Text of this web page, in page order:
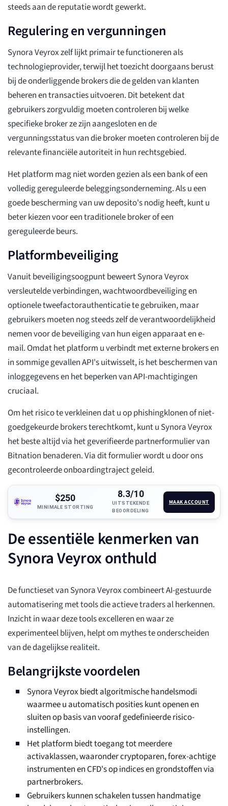
steeds aan de reputatie wordt gewerkt.
Regulering en vergunningen
Synora Veyrox zelf lijkt primair te functioneren als
technologieprovider, terwijl het toezicht doorgaans berust
bij de onderliggende brokers die de gelden van klanten
beheren en transacties uitvoeren. Dit betekent dat
gebruikers zorgvuldig moeten controleren bij welke
specifieke broker ze zijn aangesloten en de
vergunningsstatus van die broker moeten controleren bij de
relevante financiële autoriteit in hun rechtsgebied.
Het platform mag niet worden gezien als een bank of een
volledig gereguleerde beleggingsonderneming. Als u een
goede bescherming van uw deposito's nodig heeft, kunt u
beter kiezen voor een traditionele broker of een
gereguleerde beurs.
Platformbeveiliging
Vanuit beveiligingsoogpunt beweert Synora Veyrox
versleutelde verbindingen, wachtwoordbeveiliging en
optionele tweefactorauthenticatie te gebruiken, maar
gebruikers moeten nog steeds zelf de verantwoordelijkheid
nemen voor de beveiliging van hun eigen apparaat en e-
mail. Omdat het platform u verbindt met externe brokers en
in sommige gevallen API's uitwisselt, is het beschermen van
inloggegevens en het beperken van API-machtigingen
cruciaal.
Om het risico te verkleinen dat u op phishingklonen of niet-
goedgekeurde brokers terechtkomt, kunt u Synora Veyrox
het beste altijd via het geverifieerde partnerformulier van
Bitnation benaderen. Via dit formulier wordt u door ons
gecontroleerde onboardingtraject geleid.
$250
MINIMALE STORTING
8.3/10
UITSTEKENDE
BEOORDELING
MAAK ACCOUNT
De essentiële kenmerken van
Synora Veyrox onthuld
De functieset van Synora Veyrox combineert AI-gestuurde
automatisering met tools die actieve traders al herkennen.
Inzicht in waar deze tools excelleren en waar ze
experimenteel blijven, helpt om mythes te onderscheiden
van de dagelijkse realiteit.
Belangrijkste voordelen
Synora Veyrox biedt algoritmische handelsmodi
waarmee u automatisch posities kunt openen en
sluiten op basis van vooraf gedefinieerde risico-
instellingen.
Het platform biedt toegang tot meerdere
activaklassen, waaronder cryptoparen, forex-achtige
instrumenten en CFD's op indices en grondstoffen via
partnerbrokers.
Gebruikers kunnen schakelen tussen handmatige